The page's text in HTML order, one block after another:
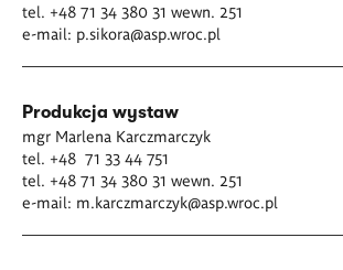
tel. +48 71 34 380 31 wewn. 251
e-mail: p.sikora@asp.wroc.pl
Produkcja wystaw
mgr Marlena Karczmarczyk
tel. +48 71 33 44 751
tel. +48 71 34 380 31 wewn. 251
e-mail: m.karczmarczyk@asp.wroc.pl